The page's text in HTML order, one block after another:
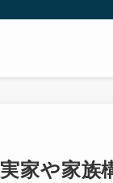
家や家族